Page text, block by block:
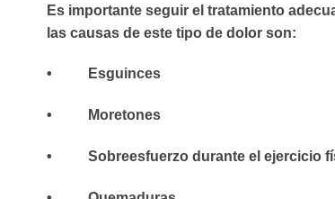
Es importante seguir el tratamiento
las causas de este tipo de dolor son:
• Esguinces
• Moretones
• Sobreesfuerzo durante el ejercicio